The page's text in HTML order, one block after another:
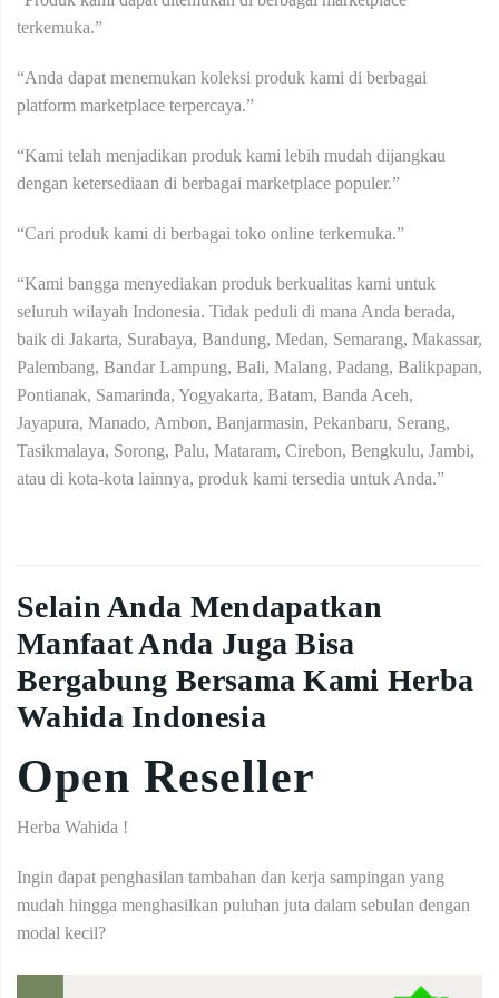
terkemuka.”
“Anda dapat menemukan koleksi produk kami di berbagai
platform marketplace terpercaya.”
“Kami telah menjadikan produk kami lebih mudah dijangkau
dengan ketersediaan di berbagai marketplace populer.”
“Cari produk kami di berbagai toko online terkemuka.”
“Kami bangga menyediakan produk berkualitas kami untuk
seluruh wilayah Indonesia. Tidak peduli di mana Anda berada,
baik di Jakarta, Surabaya, Bandung, Medan, Semarang, Makassar,
Palembang, Bandar Lampung, Bali, Malang, Padang, Balikpapan,
Pontianak, Samarinda, Yogyakarta, Batam, Banda Aceh,
Jayapura, Manado, Ambon, Banjarmasin, Pekanbaru, Serang,
Tasikmalaya, Sorong, Palu, Mataram, Cirebon, Bengkulu, Jambi,
atau di kota-kota lainnya, produk kami tersedia untuk Anda.”
Selain Anda Mendapatkan
Manfaat Anda Juga Bisa
Bergabung Bersama Kami Herba
Wahida Indonesia
Open Reseller
Herba Wahida !
Ingin dapat penghasilan tambahan dan kerja sampingan yang
mudah hingga menghasilkan puluhan juta dalam sebulan dengan
modal kecil?